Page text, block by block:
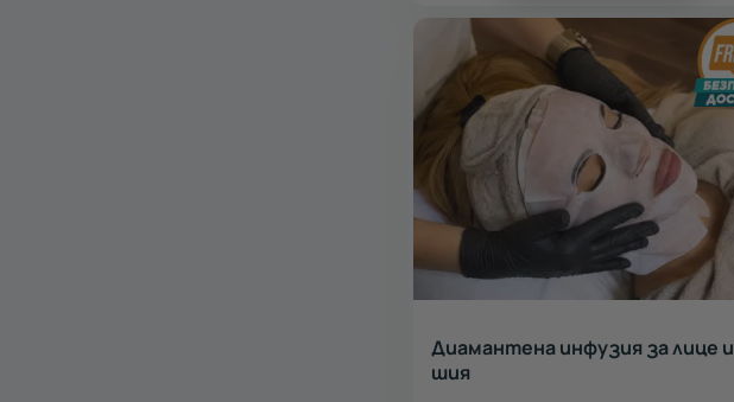
Диамантена инфузия за лице и
шия